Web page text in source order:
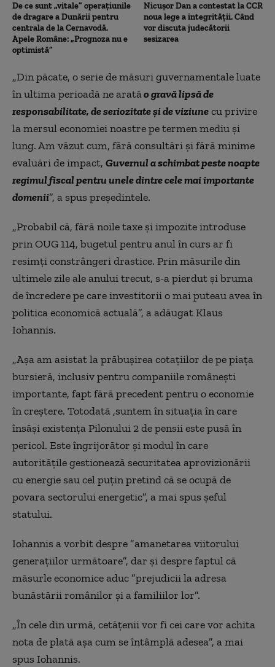
De ce sunt „vitale” operațiunile
de dragare a Dunării pentru
centrala de la Cernavodă.
Apele Române: „Prognoza nu e
optimistă”
Nicușor Dan a contestat la CCR
noua lege a integrității. Când
vor discuta judecătorii
sesizarea
„Din păcate, o serie de măsuri guvernamentale luate
în ultima perioadă ne aratăo gravă lipsă de
responsabilitate, de seriozitate și de viziunecu privire
la mersul economiei noastre pe termen mediu și
lung. Am văzut cum, fără consultări și fără minime
evaluări de impact, Guvernul a schimbat peste noapte
regimul fiscal pentru unele dintre cele mai importante
domenii”, a spus președintele.
„Probabil că, fără noile taxe și impozite introduse
prin OUG 114, bugetul pentru anul în curs ar fi
resimți constrângeri drastice. Prin măsurile din
ultimele zile ale anului trecut, s-a pierdut și bruma
de încredere pe care investitorii o mai puteau avea în
politica economică actuală”, a adăugat Klaus
Iohannis.
„Aşa am asistat la prăbuşirea cotaţiilor de pe piaţa
bursieră, inclusiv pentru companiile româneşti
importante, fapt fără precedent pentru o economie
în creştere. Totodată ,suntem în situaţia în care
însăşi existenţa Pilonului 2 de pensii este pusă în
pericol. Este îngrijorător şi modul în care
autorităţile gestionează securitatea aprovizionării
cu energie sau cel puţin pretind că se ocupă de
povara sectorului energetic”, a mai spus şeful
statului.
Iohannis a vorbit despre ”amanetarea viitorului
generaţiilor următoare”, dar şi despre faptul că
măsurle economice aduc ”prejudicii la adresa
bunăstării românilor şi a familiilor lor”.
„În cele din urmă, cetăţenii vor fi cei care vor achita
nota de plată aşa cum se întâmplă adesea”, a mai
spus Iohannis.